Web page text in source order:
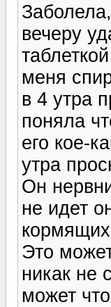
вечеру
меня
в 4 утра
поняла
его кое-
утра
Он
не идет
Это
никак не
может